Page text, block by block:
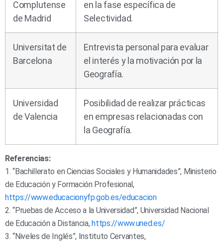
Complutense
de Madrid
en la fase específica de
Selectividad.
Universitat de
Barcelona
Entrevista personal para evaluar
el interés y la motivación por la
Geografía.
Universidad
de Valencia
Posibilidad de realizar prácticas
en empresas relacionadas con
la Geografía.
Referencias:
1. “Bachillerato en Ciencias Sociales y Humanidades”, Ministerio
de Educación y Formación Profesional,
https://www.educacionyfp.gob.es/educacion
2. “Pruebas de Acceso a la Universidad”, Universidad Nacional
de Educación a Distancia, https://www.uned.es/
3. “Niveles de Inglés”, Instituto Cervantes,